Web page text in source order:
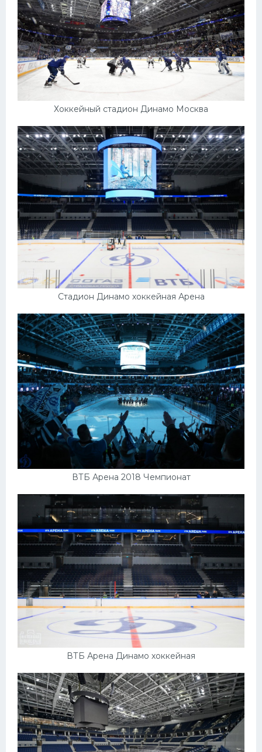
Хоккейный стадион Динамо Москва
Стадион Динамо хоккейная Арена
ВТБ Арена 2018 Чемпионат
ВТБ Арена Динамо хоккейная